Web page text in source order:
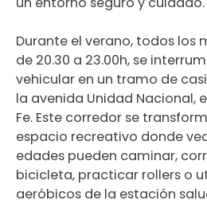
Durante el verano, todos los
de 20.30 a 23.00h, se
vehicular en un tramo de
la avenida Unidad Nacional,
Fe. Este corredor se
espacio recreativo donde
edades pueden caminar,
bicicleta, practicar rollers o
aeróbicos de la estación